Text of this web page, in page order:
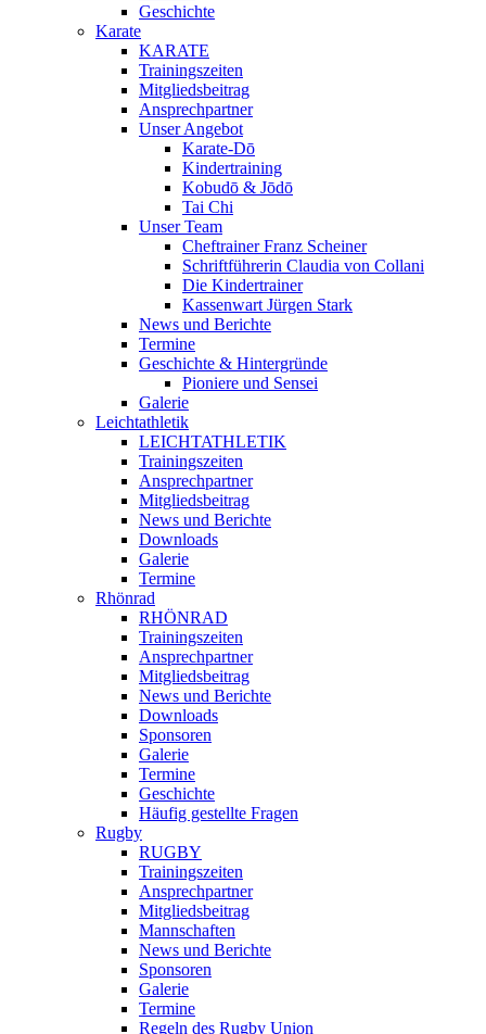
Geschichte
Karate
KARATE
Trainingszeiten
Mitgliedsbeitrag
Ansprechpartner
Unser Angebot
Karate-Dō
Kindertraining
Kobudō & Jōdō
Tai Chi
Unser Team
Cheftrainer Franz Scheiner
Schriftführerin Claudia von Collani
Die Kindertrainer
Kassenwart Jürgen Stark
News und Berichte
Termine
Geschichte & Hintergründe
Pioniere und Sensei
Galerie
Leichtathletik
LEICHTATHLETIK
Trainingszeiten
Ansprechpartner
Mitgliedsbeitrag
News und Berichte
Downloads
Galerie
Termine
Rhönrad
RHÖNRAD
Trainingszeiten
Ansprechpartner
Mitgliedsbeitrag
News und Berichte
Downloads
Sponsoren
Galerie
Termine
Geschichte
Häufig gestellte Fragen
Rugby
RUGBY
Trainingszeiten
Ansprechpartner
Mitgliedsbeitrag
Mannschaften
News und Berichte
Sponsoren
Galerie
Termine
Regeln des Rugby Union